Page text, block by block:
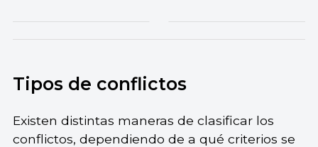
Tipos de conflictos
Existen distintas maneras de clasificar los
conflictos, dependiendo de a qué criterios se